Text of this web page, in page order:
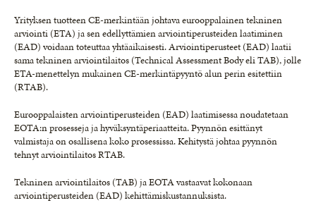
Yrityksen tuotteen CE-merkintään johtava eurooppalainen tekninen
arviointi (ETA) ja sen edellyttämien arviointiperusteiden laatiminen
(EAD) voidaan toteuttaa yhtäaikaisesti. Arviointiperusteet (EAD) laatii
sama tekninen arviointilaitos (Technical Assessment Body eli TAB), jolle
ETA-menettelyn mukainen CE-merkintäpyyntö alun perin esitettiin
(RTAB).
Eurooppalaisten arviointiperusteiden (EAD) laatimisessa noudatetaan
EOTA:n prosesseja ja hyväksyntäperiaatteita. Pyynnön esittänyt
valmistaja on osallisena koko prosessissa. Kehitystä johtaa pyynnön
tehnyt arviointilaitos RTAB.
Tekninen arviointilaitos (TAB) ja EOTA vastaavat kokonaan
arviointiperusteiden (EAD) kehittämiskustannuksista.